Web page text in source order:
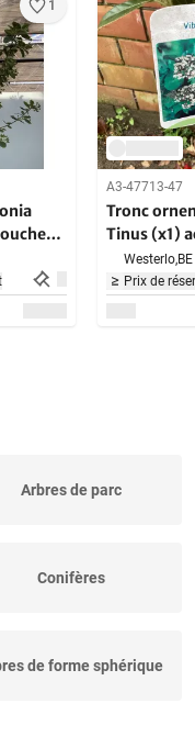
1
A3-47713-47
Tronc
Tinus (x1)
vert (2)
Westerlo,BE
Prix de
Arbres de parc
Conifères
de forme sphérique